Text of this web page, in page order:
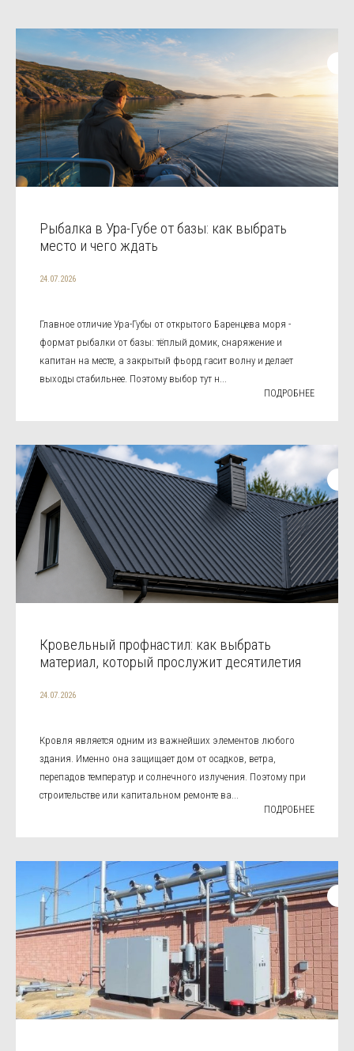
Рыбалка в Ура-Губе от базы: как выбрать
место и чего ждать
24.07.2026
Главное отличие Ура-Губы от открытого Баренцева моря -
формат рыбалки от базы: тёплый домик, снаряжение и
капитан на месте, а закрытый фьорд гасит волну и делает
выходы стабильнее. Поэтому выбор тут н...
ПОДРОБНЕЕ
Кровельный профнастил: как выбрать
материал, который прослужит десятилетия
24.07.2026
Кровля является одним из важнейших элементов любого
здания. Именно она защищает дом от осадков, ветра,
перепадов температур и солнечного излучения. Поэтому при
строительстве или капитальном ремонте ва...
ПОДРОБНЕЕ